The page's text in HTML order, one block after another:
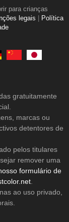
para crianças
legais
Política
gratuitamente
marcas ou
detentores de
pelos titulares
remover uma
formulário de
.
ao uso privado,